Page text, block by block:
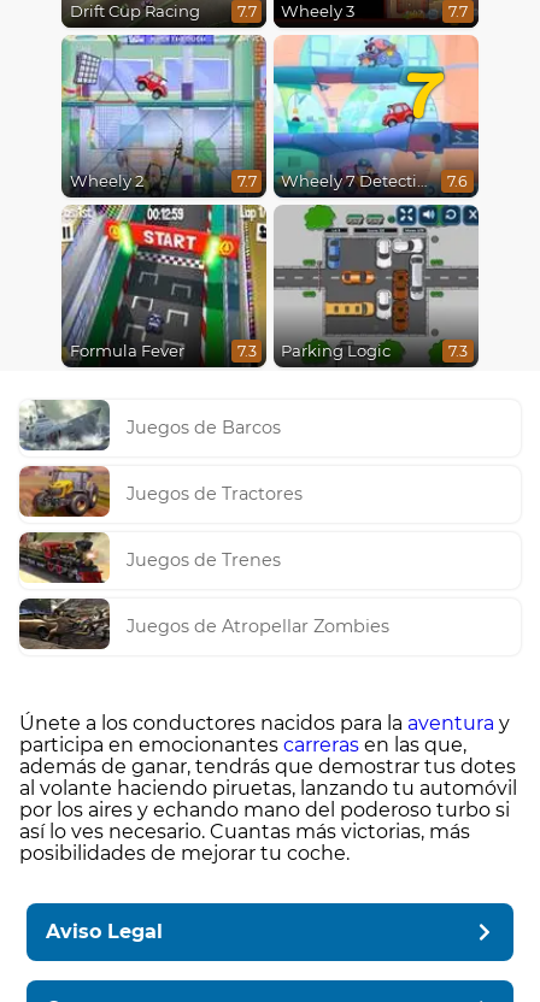
Drift Cup Racing 7.7 Wheely 3 7.7
Wheely 2 7.7
7
Wheely 7 Detective 7.6
Formula Fever 7.3 Parking Logic 7.3
Juegos de Barcos
Juegos de Tractores
Juegos de Trenes
Juegos de Atropellar Zombies
Únete a los conductores nacidos para la aventura y
participa en emocionantes carreras en las que,
además de ganar, tendrás que demostrar tus dotes
al volante haciendo piruetas, lanzando tu automóvil
por los aires y echando mano del poderoso turbo si
así lo ves necesario. Cuantas más victorias, más
posibilidades de mejorar tu coche.
Aviso Legal